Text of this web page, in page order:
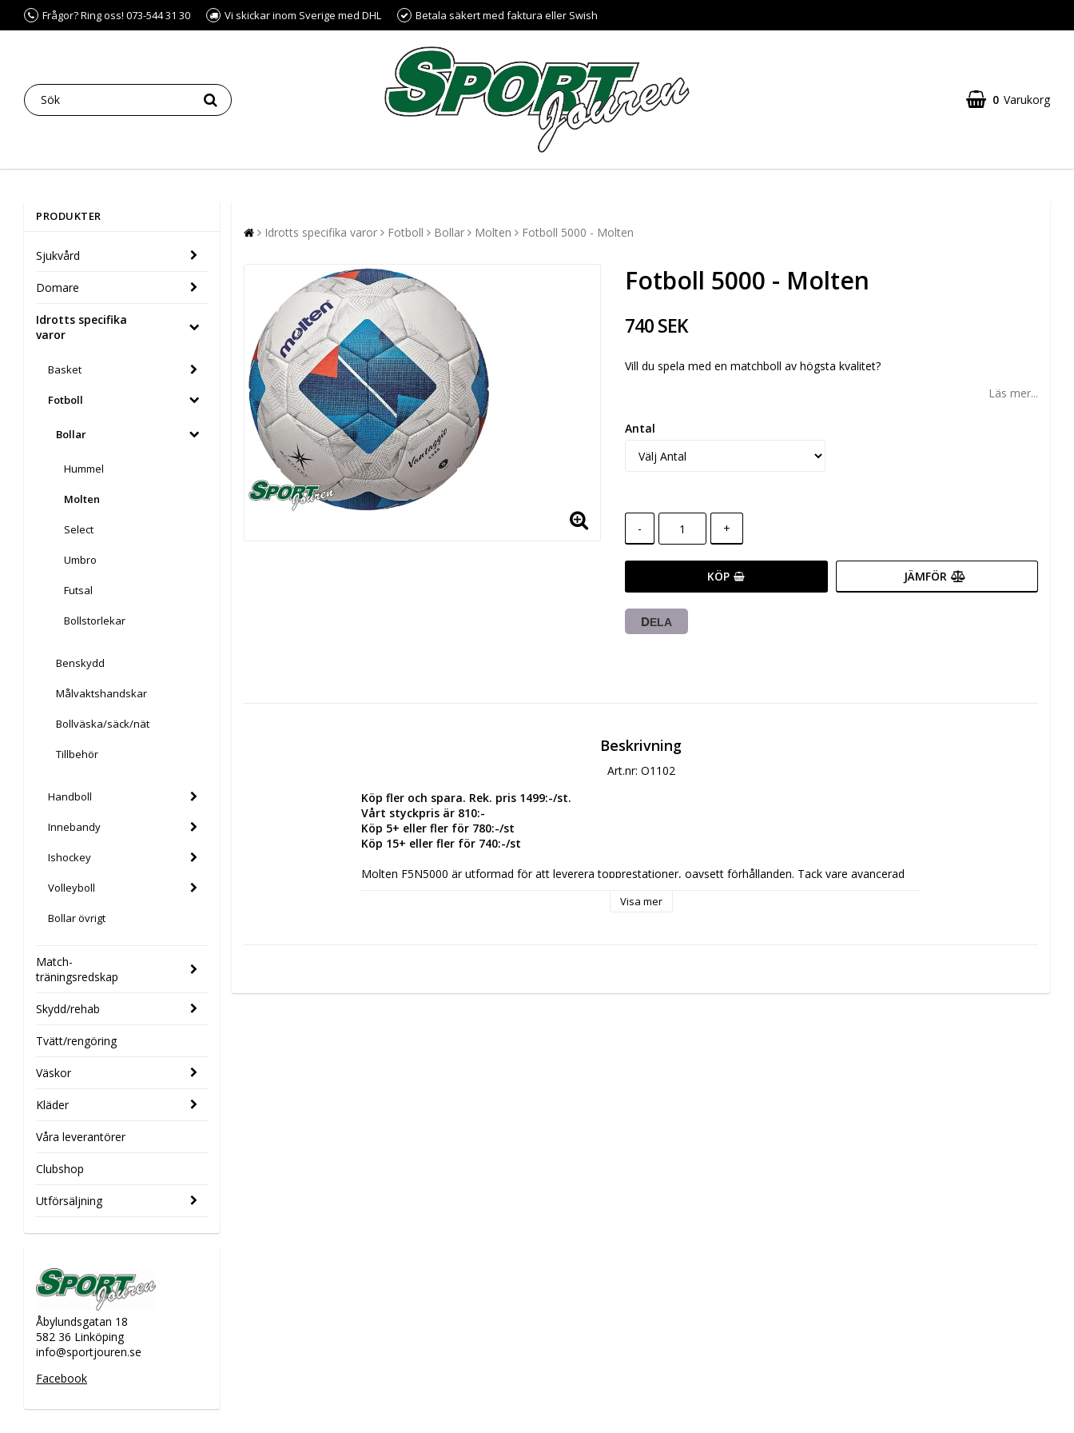
Frågor? Ring oss! 073-544 31 30 Vi skickar inom Sverige med DHL Betala säkert med faktura eller Swish
0 Varukorg
PRODUKTER
Sjukvård
Domare
Idrotts specifika
varor
Basket
Fotboll
Bollar
Hummel
Molten
Select
Umbro
Futsal
Bollstorlekar
Benskydd
Målvaktshandskar
Bollväska/säck/nät
Tillbehör
Handboll
Innebandy
Ishockey
Volleyboll
Bollar övrigt
Match-
träningsredskap
Skydd/rehab
Tvätt/rengöring
Väskor
Kläder
Våra leverantörer
Clubshop
Utförsäljning
Åbylundsgatan 18
582 36 Linköping
info@sportjouren.se
Facebook
Idrotts specifika varor Fotboll Bollar Molten Fotboll 5000 - Molten
Fotboll 5000 - Molten
740 SEK
Vill du spela med en matchboll av högsta kvalitet?
Läs mer...
Antal
- +
KÖP JÄMFÖR
DELA
Beskrivning
Art.nr: O1102
Köp fler och spara. Rek. pris 1499:-/st.
Vårt styckpris är 810:-
Köp 5+ eller fler för 780:-/st
Köp 15+ eller fler för 740:-/st
Molten F5N5000 är utformad för att leverera topprestationer, oavsett förhållanden. Tack vare avancerad
Visa mer